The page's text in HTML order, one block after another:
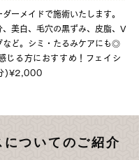
ーメイドで施術いたします。
、美白、毛穴の黒ずみ、皮脂、V
など。シミ・たるみケアにも◎
じる方に おすすめ ！フェイシ
)¥2,000
ついてのご紹介